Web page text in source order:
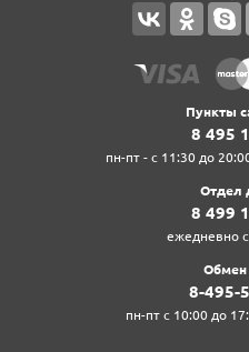
Пункты
8‍ 4‍9‍5‍
пн-пт - с 11:30 до
Отдел
8‍ 4‍9‍9‍
ежедневно
Обмен
8‍-4‍9‍5‍-
пн-пт с 10:00 до